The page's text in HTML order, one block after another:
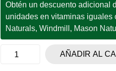
Obtén un descuento adicional
unidades en vitaminas iguales
Naturals, Windmill, Mason
AÑADIR AL